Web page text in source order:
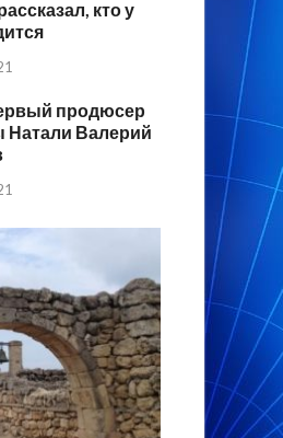
кто у
продюсер
Натали Валерий